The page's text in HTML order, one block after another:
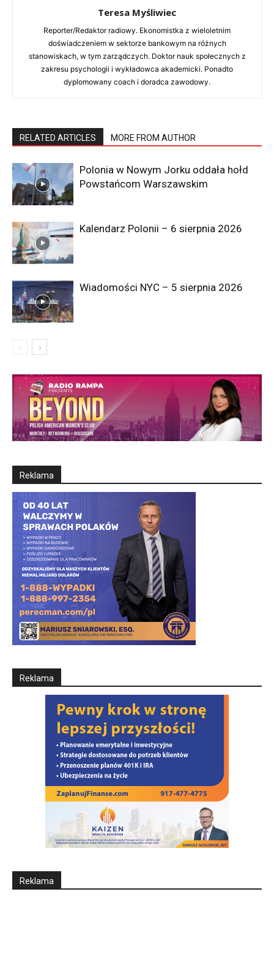
Reporter/Redaktor radiowy. Ekonomistka z
na różnych stanowiskach, w tym zarządczych.
Doktor nauk społecznych z zakresu psychologii i
wykładowca akademicki. Ponadto dyplomowany
coach i doradca zawodowy.
Teresa Myśliwiec
Reporter/Redaktor radiowy. Ekonomistka z wieloletnim
doświadczeniem w sektorze bankowym na różnych
stanowiskach, w tym zarządczych. Doktor nauk społecznych z
zakresu psychologii i wykładowca akademicki. Ponadto
dyplomowany coach i doradca zawodowy.
RELATED ARTICLES MORE FROM AUTHOR
Polonia w Nowym Jorku oddała hołd
Powstańcom Warszawskim
Kalendarz Polonii – 6 sierpnia 2026
Wiadomości NYC – 5 sierpnia 2026
Reklama
Reklama
Reklama